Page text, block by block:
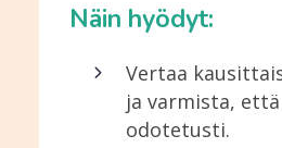
Näin hyödyt:
Vertaa
ja varmista,
odotetusti.